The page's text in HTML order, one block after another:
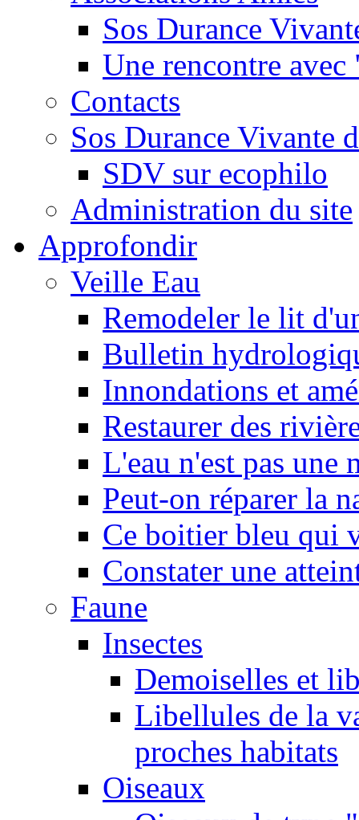
Sos Durance
Une rencontre
Contacts
Sos Durance Vivante
SDV sur ecophilo
Administration du site
Approfondir
Veille Eau
Remodeler le lit
Bulletin
Innondations et
Restaurer des
L'eau n'est pas une
Peut-on réparer la
Ce boitier bleu qui
Constater une
Faune
Insectes
Demoiselles et
Libellules de la
proches habitats
Oiseaux